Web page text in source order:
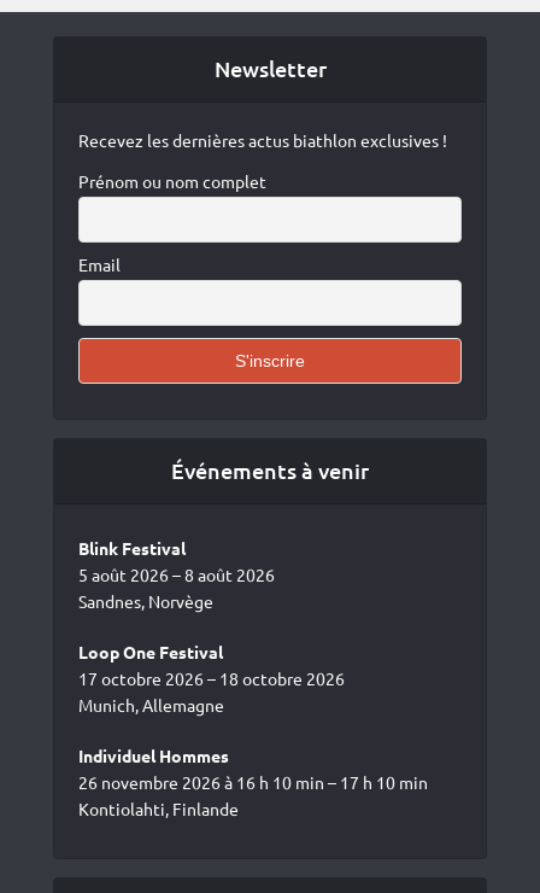
Newsletter
Recevez les dernières actus biathlon exclusives !
Prénom ou nom complet
Email
Événements à venir
Blink Festival
5 août 2026 – 8 août 2026
Sandnes, Norvège
Loop One Festival
17 octobre 2026 – 18 octobre 2026
Munich, Allemagne
Individuel Hommes
26 novembre 2026 à 16 h 10 min – 17 h 10 min
Kontiolahti, Finlande